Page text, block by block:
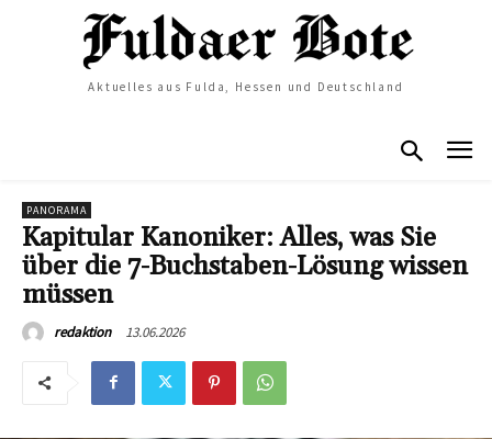
Aktuelles aus Fulda, Hessen und Deutschland
PANORAMA
Kapitular Kanoniker: Alles, was Sie
über die 7-Buchstaben-Lösung wissen
müssen
redaktion 13.06.2026